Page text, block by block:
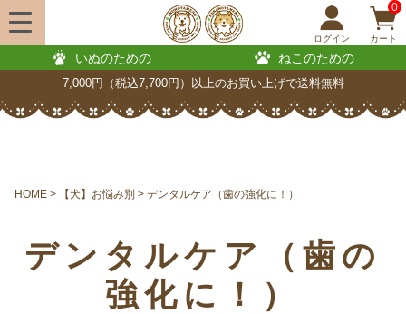
ログイン
0
カート
いぬのための ねこのための
7,000円（税込7,700円）以上のお買い上げで送料無料
HOME 【犬】お悩み別 デンタルケア（歯の強化に！）
デンタルケア（歯の
強化に！）